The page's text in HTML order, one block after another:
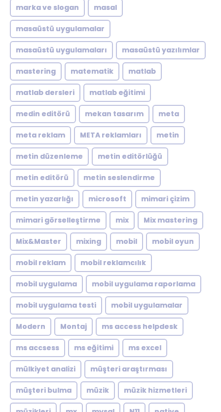
marka ve slogan masal
masaüstü uygulamalar
masaüstü uygulamaları masaüstü yazılımlar
mastering matematik matlab
matlab dersleri matlab eğitimi
medin editörü mekan tasarım meta
meta reklam META reklamları metin
metin düzenleme metin editörlüğü
metin editörü metin seslendirme
metin yazarlığı microsoft mimari çizim
mimari görselleştirme mix Mix mastering
Mix&Master mixing mobil mobil oyun
mobil reklam mobil reklamcılık
mobil uygulama mobil uygulama raporlama
mobil uygulama testi mobil uygulamalar
Modern Montaj ms access helpdesk
ms accsess ms eğitimi ms excel
mülkiyet analizi müşteri araştırması
müşteri bulma müzik müzik hizmetleri